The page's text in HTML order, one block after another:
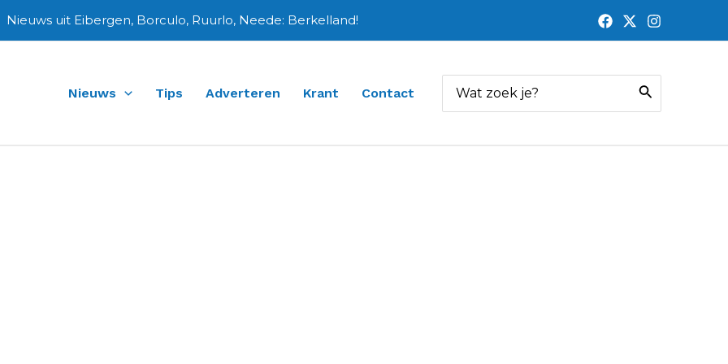
Nieuws uit Eibergen, Borculo, Ruurlo, Neede: Berkelland!
Nieuws Tips Adverteren Krant Contact
naar: